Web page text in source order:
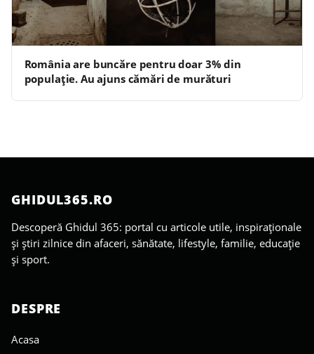
România are buncăre pentru doar 3% din
populație. Au ajuns cămări de murături
GHIDUL365.RO
Descoperă Ghidul 365: portal cu articole utile, inspiraționale
și știri zilnice din afaceri, sănătate, lifestyle, familie, educație
și sport.
DESPRE
Acasa